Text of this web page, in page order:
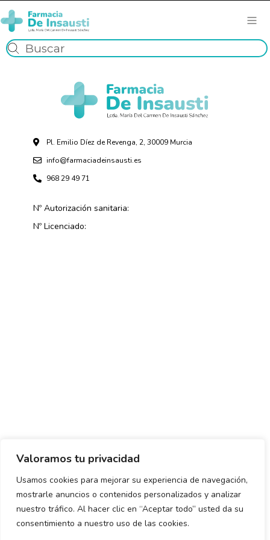
Valoramos tu privacidad
Usamos cookies para mejorar su experiencia de navegación,
mostrarle anuncios o contenidos personalizados y analizar
nuestro tráfico. Al hacer clic en “Aceptar todo” usted da su
consentimiento a nuestro uso de las cookies.
Pl. Emilio Díez de Revenga, 2, 30009 Murcia
info@farmaciadeinsausti.es
968 29 49 71
Nº Autorización sanitaria:
Nº Licenciado:
Política de envío y devoluciones Política de privacidad
Uso de cookies Aviso legal Términos y condiciones